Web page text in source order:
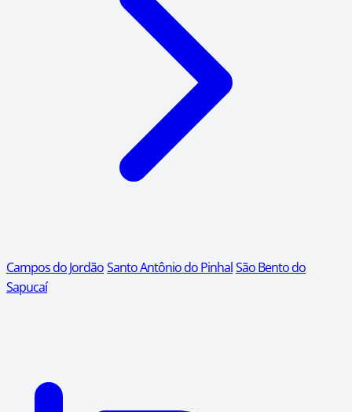
Campos do JordãoSanto Antônio do PinhalSão Bento do
Sapucaí